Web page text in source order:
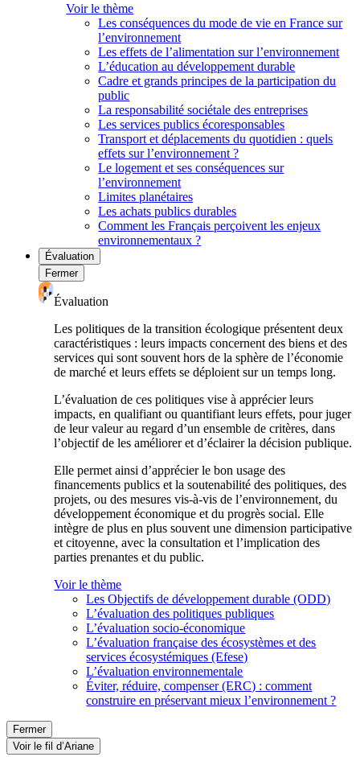
Voir le thème
Les conséquences du mode de vie en France sur
l’environnement
Les effets de l’alimentation sur l’environnement
L’éducation au développement durable
Cadre et grands principes de la participation du
public
La responsabilité sociétale des entreprises
Les services publics écoresponsables
Transport et déplacements du quotidien : quels
effets sur l’environnement ?
Le logement et ses conséquences sur
l’environnement
Limites planétaires
Les achats publics durables
Comment les Français perçoivent les enjeux
environnementaux ?
Évaluation
Fermer
Évaluation
Les politiques de la transition écologique présentent deux
caractéristiques : leurs impacts concernent des biens et des
services qui sont souvent hors de la sphère de l’économie
de marché et leurs effets se déploient sur un temps long.
L’évaluation de ces politiques vise à apprécier leurs
impacts, en qualifiant ou quantifiant leurs effets, pour juger
de leur valeur au regard d’un ensemble de critères, dans
l’objectif de les améliorer et d’éclairer la décision publique.
Elle permet ainsi d’apprécier le bon usage des
financements publics et la soutenabilité des politiques, des
projets, ou des mesures vis-à-vis de l’environnement, du
développement économique et du progrès social. Elle
intègre de plus en plus souvent une dimension participative
et citoyenne, avec la consultation et l’implication des
parties prenantes et du public.
Voir le thème
Les Objectifs de développement durable (ODD)
L’évaluation des politiques publiques
L’évaluation socio-économique
L’évaluation française des écosystèmes et des
services écosystémiques (Efese)
L’évaluation environnementale
Éviter, réduire, compenser (ERC) : comment
construire en préservant mieux l’environnement ?
Fermer
Voir le fil d’Ariane